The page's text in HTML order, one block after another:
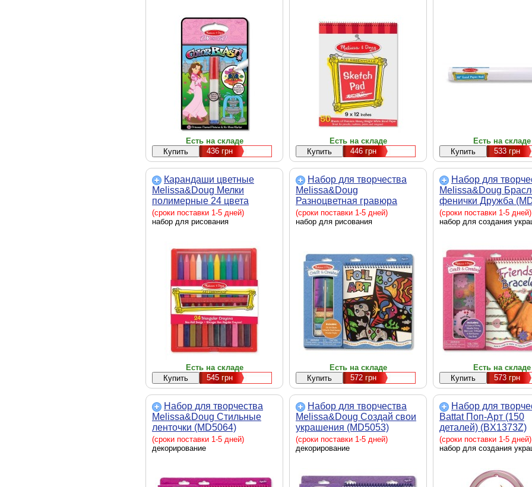
Есть на складе
436грн
Есть на складе
446грн
Есть на складе
533грн
Карандаши цветные
Melissa&Doug Мелки
полимерные 24 цвета
(MD4136)
(сроки поставки 1-5 дней)
набор для рисования
Есть на складе
545грн
Набор для творчества
Melissa&Doug
Разноцветная гравюра
(MD5061)
(сроки поставки 1-5 дней)
набор для рисования
Есть на складе
572грн
Набор для
Melissa&Doug
фенички Дружба
(сроки поставки 1-5 дней)
набор для создания
Есть на складе
573грн
Набор для творчества
Melissa&Doug Стильные
ленточки (MD5064)
(сроки поставки 1-5 дней)
декорирование
Набор для творчества
Melissa&Doug Создай свои
украшения (MD5053)
(сроки поставки 1-5 дней)
декорирование
Набор для
Battat Поп-Арт (150
деталей) (BX1373Z)
(сроки поставки 1-5 дней)
набор для создания